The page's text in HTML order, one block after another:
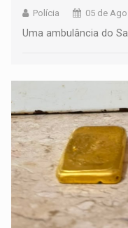
Polícia 05 de
Uma ambulância do